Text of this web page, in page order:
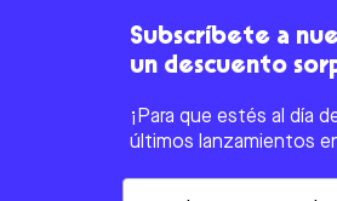
Subscríbete a
un descuento
¡Para que estés al día
últimos lanzamientos